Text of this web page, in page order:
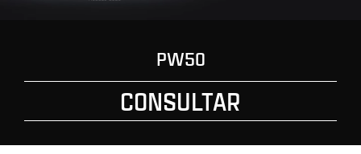
PW50
CONSULTAR